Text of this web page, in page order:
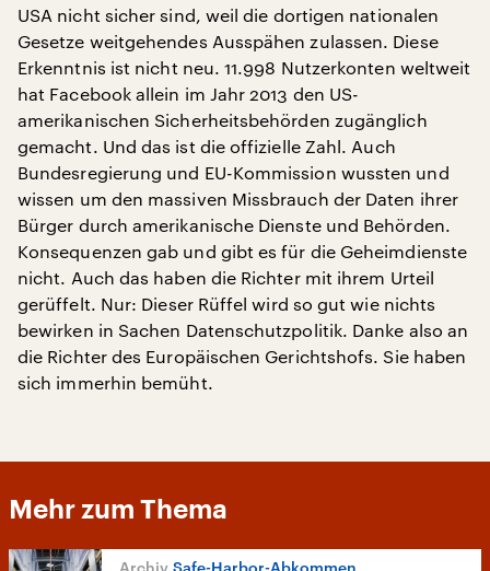
USA nicht sicher sind, weil die dortigen nationalen
Gesetze weitgehendes Ausspähen zulassen. Diese
Erkenntnis ist nicht neu. 11.998 Nutzerkonten weltweit
hat Facebook allein im Jahr 2013 den US-
amerikanischen Sicherheitsbehörden zugänglich
gemacht. Und das ist die offizielle Zahl. Auch
Bundesregierung und EU-Kommission wussten und
wissen um den massiven Missbrauch der Daten ihrer
Bürger durch amerikanische Dienste und Behörden.
Konsequenzen gab und gibt es für die Geheimdienste
nicht. Auch das haben die Richter mit ihrem Urteil
gerüffelt. Nur: Dieser Rüffel wird so gut wie nichts
bewirken in Sachen Datenschutzpolitik. Danke also an
die Richter des Europäischen Gerichtshofs. Sie haben
sich immerhin bemüht.
Mehr zum Thema
Safe-Harbor-Abkommen